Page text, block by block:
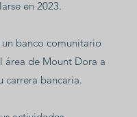
en 2023.
banco comunitario
área de Mount Dora a
carrera bancaria.